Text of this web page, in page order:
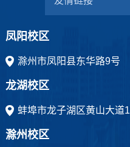
凤阳校区
滁州市凤阳县东华路9号
龙湖校区
蚌埠市龙子湖区黄山大道
滁州校区